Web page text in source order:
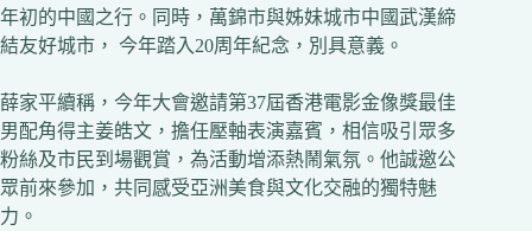
年初的中國之行。同時，萬錦市與姊妹城市中國武漢締
結友好城市， 今年踏入20周年紀念，別具意義。
薛家平續稱，今年大會邀請第37屆香港電影金像獎最佳
男配角得主姜皓文，擔任壓軸表演嘉賓，相信吸引眾多
粉絲及市民到場觀賞，為活動增添熱鬧氣氛。他誠邀公
眾前來參加，共同感受亞洲美食與文化交融的獨特魅
力。